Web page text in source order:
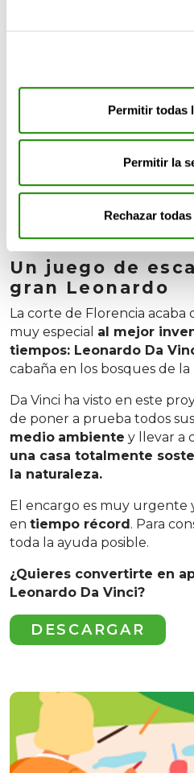
Permitir todas
Permitir la
Rechazar
Un juego de
gran Leonardo
La corte de Florencia acaba
muy especial al mejor
tiempos: Leonardo Da
cabaña en los bosques de la
Da Vinci ha visto en este
de poner a prueba todos sus
medio ambiente y llevar a
una casa totalmente
la naturaleza.
El encargo es muy
en tiempo récord. Para
toda la ayuda posible.
¿Quieres convertirte en
Leonardo Da Vinci?
DESCARGAR